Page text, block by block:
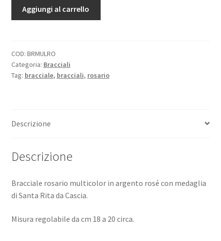
rosario
argento
rosé
quantità
Aggiungi al carrello
COD: BRMULRO
Categoria: Bracciali
Tag: bracciale, bracciali, rosario
Descrizione
Descrizione
Bracciale rosario multicolor in argento rosé con medaglia
di Santa Rita da Cascia.
Misura regolabile da cm 18 a 20 circa.